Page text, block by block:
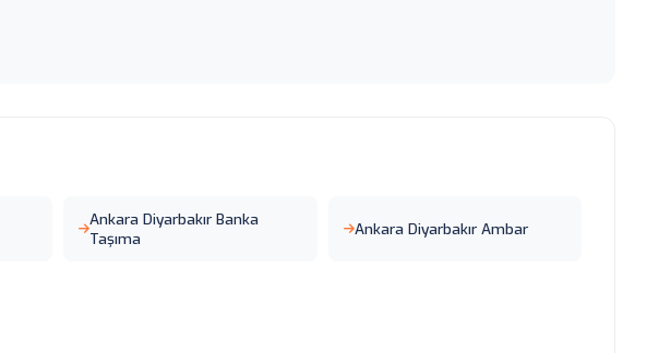
Ankara Diyarbakır Banka
Taşıma
Ankara Diyarbakır Ambar